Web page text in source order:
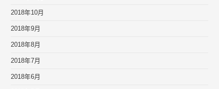
2018年10月
2018年9月
2018年8月
2018年7月
2018年6月